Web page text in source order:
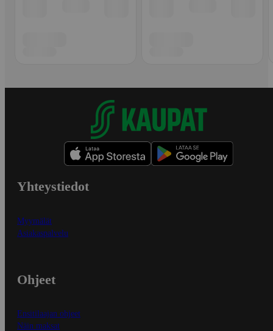
Yhteystiedot
Myymälät
Asiakaspalvelu
Ohjeet
Ensitilaajan ohjeet
Näin maksat